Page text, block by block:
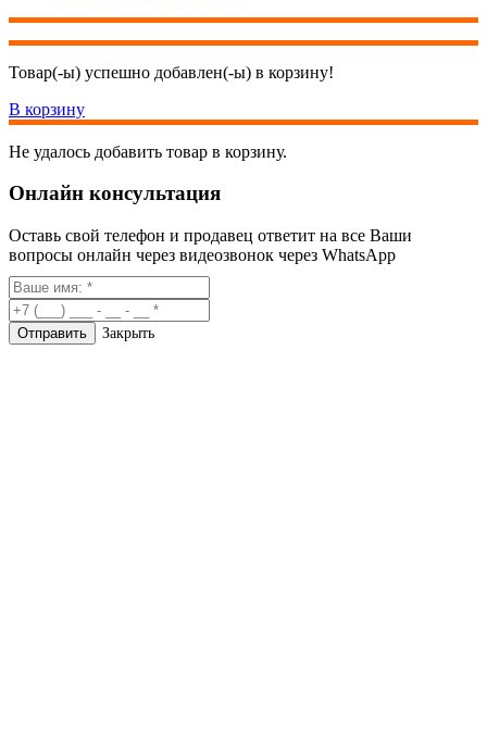
Товар(-ы) успешно добавлен(-ы) в корзину!
В корзину
Не удалось добавить товар в корзину.
Онлайн консультация
Оставь свой телефон и продавец ответит на все Ваши
вопросы онлайн через видеозвонок через WhatsApp
Закрыть